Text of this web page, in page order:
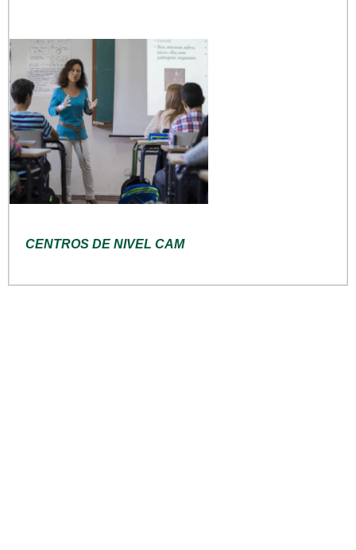
CENTROS DE NIVEL CAM